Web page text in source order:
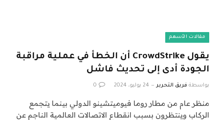
مقالات الأسهم
يقول CrowdStrike أن الخطأ في عملية مراقبة
الجودة أدى إلى تحديث فاشل
بواسطة فريق التحرير 24 يوليو، 2024 0
منظر عام من مطار روما فيوميتشينو الدولي بينما يتجمع
الركاب وينتظرون بسبب انقطاع الاتصالات العالمية الناجم عن